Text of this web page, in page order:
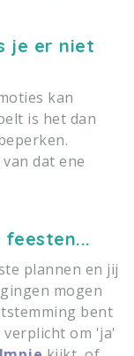
je er niet
kan
is het dan
dat ene
plannen en jij
mogen
bent
verplicht om 'ja'